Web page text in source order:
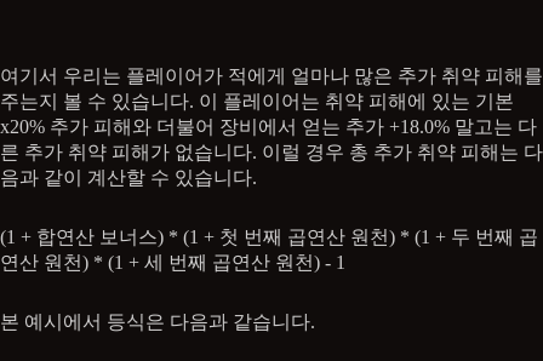
여기서 우리는 플레이어가 적에게 얼마나 많은 추가 취약 피해를
주는지 볼 수 있습니다. 이 플레이어는 취약 피해에 있는 기본
x20% 추가 피해와 더불어 장비에서 얻는 추가 +18.0% 말고는 다
른 추가 취약 피해가 없습니다. 이럴 경우 총 추가 취약 피해는 다
음과 같이 계산할 수 있습니다.
(1 + 합연산 보너스) * (1 + 첫 번째 곱연산 원천) * (1 + 두 번째 곱
연산 원천) * (1 + 세 번째 곱연산 원천) - 1
본 예시에서 등식은 다음과 같습니다.